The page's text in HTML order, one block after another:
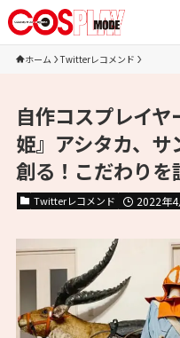
ホーム Twitterレコメンド
自作コスプレイ
姫』アシタカ、サ
創る！こだわりを
Twitterレコメンド 2022年